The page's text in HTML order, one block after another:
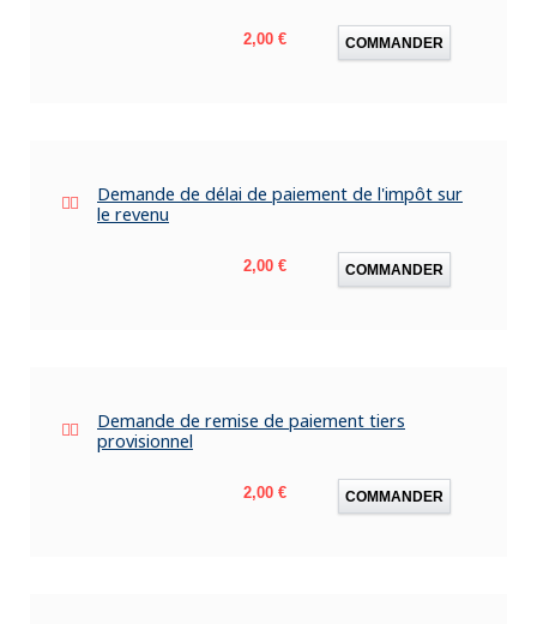
Prix
2,00 € COMMANDER
Demande de délai de paiement de l'impôt sur
le revenu
Prix
2,00 € COMMANDER
Demande de remise de paiement tiers
provisionnel
Prix
2,00 € COMMANDER